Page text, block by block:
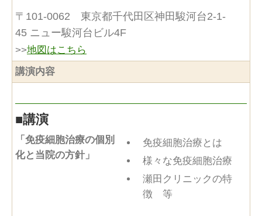
〒101-0062 東京都千代田区神田駿河台2-1-
45 ニュー駿河台ビル4F
>>地図はこちら
講演内容
■講演
「免疫細胞治療の個別
化と当院の方針」
免疫細胞治療とは
様々な免疫細胞治療
瀬田クリニックの特
徴 等